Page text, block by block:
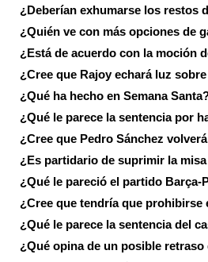
¿Deberían exhumarse los restos
¿Quién ve con más opciones de
¿Está de acuerdo con la moción
¿Cree que Rajoy echará luz
¿Qué ha hecho en Semana
¿Qué le parece la sentencia por
¿Cree que Pedro Sánchez
¿Es partidario de suprimir la
¿Qué le pareció el partido Barça-
¿Cree que tendría que
¿Qué le parece la sentencia del
¿Qué opina de un posible